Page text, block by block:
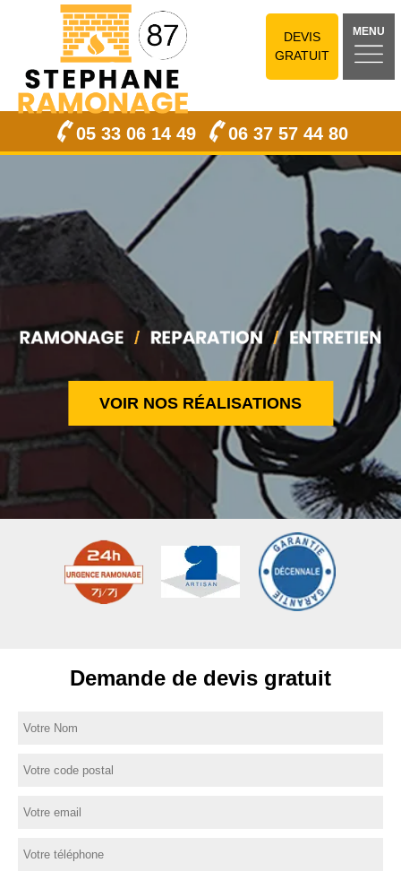
DEVIS
GRATUIT
MENU
05 33 06 14 49 06 37 57 44 80
VOIR NOS RÉALISATIONS
Demande de devis gratuit